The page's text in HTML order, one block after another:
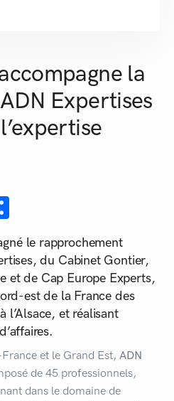
la
Expertises
le rapprochement
du Cabinet Gontier,
et de Cap Europe Experts,
est de la France des
l’Alsace, et réalisant
et le Grand Est, ADN
de 45 professionnels,
dans le domaine de